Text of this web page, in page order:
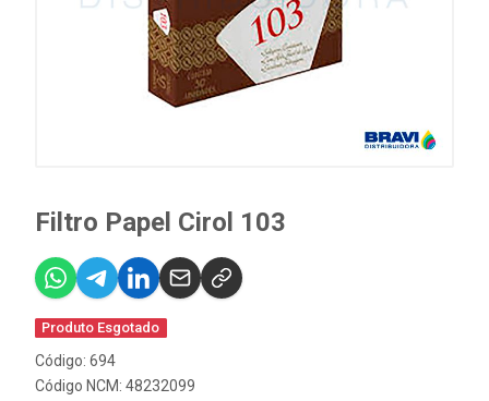
Filtro Papel Cirol 103
Produto Esgotado
Código: 694
Código NCM: 48232099